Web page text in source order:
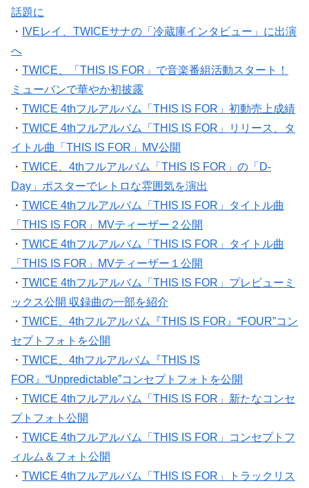
話題に
・ IVEレイ、TWICEサナの「冷蔵庫インタビュー」に出演
へ
・ TWICE、「THIS IS FOR」で音楽番組活動スタート！
ミューバンで華やか初披露
・ TWICE 4thフルアルバム「THIS IS FOR」初動売上成績
・ TWICE 4thフルアルバム「THIS IS FOR」リリース、タ
イトル曲「THIS IS FOR」MV公開
・ TWICE、4thフルアルバム「THIS IS FOR」の「D-
Day」ポスターでレトロな雰囲気を演出
・ TWICE 4thフルアルバム「THIS IS FOR」タイトル曲
「THIS IS FOR」MVティーザー２公開
・ TWICE 4thフルアルバム「THIS IS FOR」タイトル曲
「THIS IS FOR」MVティーザー１公開
・ TWICE 4thフルアルバム「THIS IS FOR」プレビューミ
ックス公開 収録曲の一部を紹介
・ TWICE、4thフルアルバム『THIS IS FOR』“FOUR”コン
セプトフォトを公開
・ TWICE、4thフルアルバム『THIS IS
FOR』“Unpredictable”コンセプトフォトを公開
・ TWICE 4thフルアルバム「THIS IS FOR」新たなコンセ
プトフォト公開
・ TWICE 4thフルアルバム「THIS IS FOR」コンセプトフ
ィルム＆フォト公開
・ TWICE 4thフルアルバム「THIS IS FOR」トラックリス